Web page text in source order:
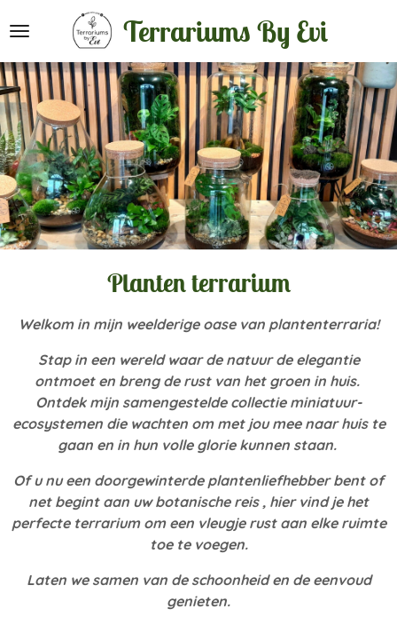
direct
naar
de
hoofdinhoud
Terrariums By Evi
Planten terrarium
Welkom in mijn weelderige oase van plantenterraria!
Stap in een wereld waar de natuur de elegantie
ontmoet en breng de rust van het groen in huis.
Ontdek mijn samengestelde collectie miniatuur-
ecosystemen die wachten om met jou mee naar huis te
gaan en in hun volle glorie kunnen staan.
Of u nu een doorgewinterde plantenliefhebber bent of
net begint aan uw botanische reis , hier vind je het
perfecte terrarium om een vleugje rust aan elke ruimte
toe te voegen.
Laten we samen van de schoonheid en de eenvoud
genieten.